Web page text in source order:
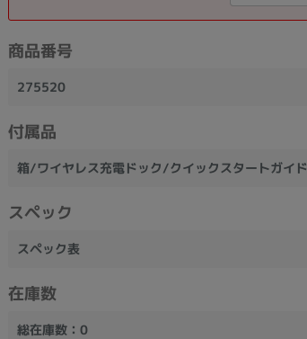
商品番号
275520
付属品
箱/ワイヤレス充電ドック/クイックスタートガイド
スペック
スペック表
在庫数
総在庫数：0
Thinkpad
メーカー